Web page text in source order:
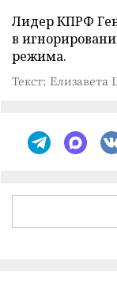
Лидер КПРФ
в
режима.
Текст: